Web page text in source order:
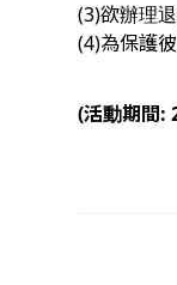
(3)欲辦理
(4)為保護
(活動期間: